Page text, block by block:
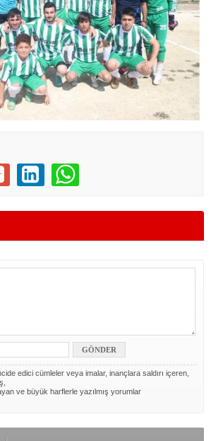
edici cümleler veya imalar, inançlara saldırı içeren,
ve büyük harflerle yazılmış yorumlar